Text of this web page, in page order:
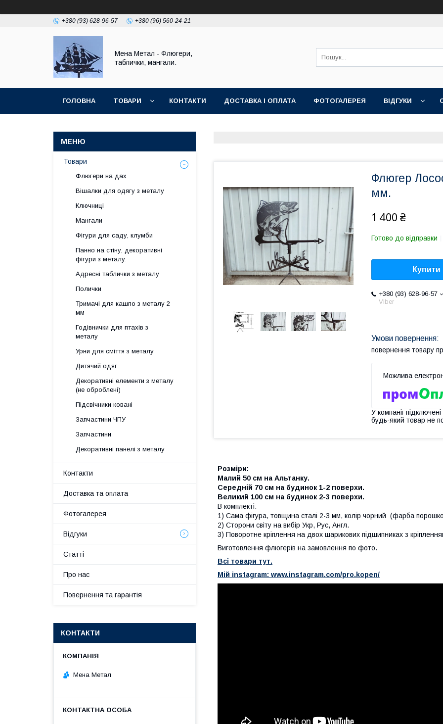
+380 (93) 628-96-57 +380 (96) 560-24-21
Мена Метал - Флюгери,
таблички, мангали.
ГОЛОВНА ТОВАРИ КОНТАКТИ ДОСТАВКА І ОПЛАТА ФОТОГАЛЕРЕЯ ВІДГУКИ
Флюгер
мм.
1 400 ₴
Готово до відправки
Купити
+380 (93) 628-96-57
Viber
повернення товару
У компанії
будь-який товар не
Розміри:
Малий 50 см на Альтанку.
Середній 70 см на будинок 1-2 поверхи.
Великий 100 см на будинок 2-3 поверхи.
В комплекті:
1) Сама фігура, товщина сталі 2-3 мм, колір чорний (фарба
2) Сторони світу на вибір Укр, Рус, Англ.
3) Поворотне кріплення на двох шарикових підшипниках з
Виготовлення флюгерів на замовлення по фото.
Всі товари тут.
Мій instagram: www.instagram.com/pro.kopen/
Товари
Флюгери на дах
Вішалки для одягу з металу
Ключниці
Мангали
Фігури для саду, клумби
Панно на стіну, декоративні
фігури з металу.
Адресні таблички з металу
Полички
Тримачі для кашпо з металу 2
мм
Годівнички для птахів з
металу
Урни для сміття з металу
Дитячий одяг
Декоративні елементи з металу
(не оброблені)
Підсвічники ковані
Запчастини ЧПУ
Запчастини
Декоративні панелі з металу
Контакти
Доставка та оплата
Фотогалерея
Відгуки
Статті
Про нас
Повернення та гарантія
КОНТАКТИ
Мена Метал